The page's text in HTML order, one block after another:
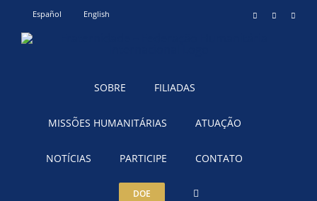
Español English InstagramYouTube
SOBRE FILIADAS
MISSÕES HUMANITÁRIAS ATUAÇÃO
NOTÍCIAS PARTICIPE CONTATO
DOE